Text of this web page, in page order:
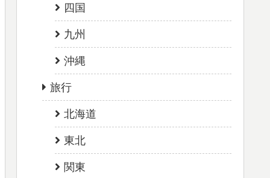
四国
九州
沖縄
旅行
北海道
東北
関東